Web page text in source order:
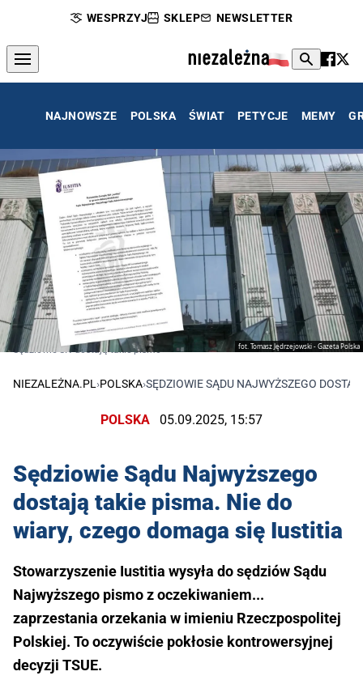
WESPRZYJ SKLEP NEWSLETTER
NAJNOWSZE POLSKA ŚWIAT PETYCJE MEMY
fot. Tomasz Jędrzejowski - Gazeta Polska
Sędziowie SN dostają takie pismo
NIEZALEŻNA.PL ›POLSKA›SĘDZIOWIE SĄDU NAJWYŻSZEGO
POLSKA 05.09.2025, 15:57
Sędziowie Sądu Najwyższego
dostają takie pisma. Nie do
wiary, czego domaga się Iustitia
Stowarzyszenie Iustitia wysyła do sędziów Sądu
Najwyższego pismo z oczekiwaniem...
zaprzestania orzekania w imieniu Rzeczpospolitej
Polskiej. To oczywiście pokłosie kontrowersyjnej
decyzji TSUE.